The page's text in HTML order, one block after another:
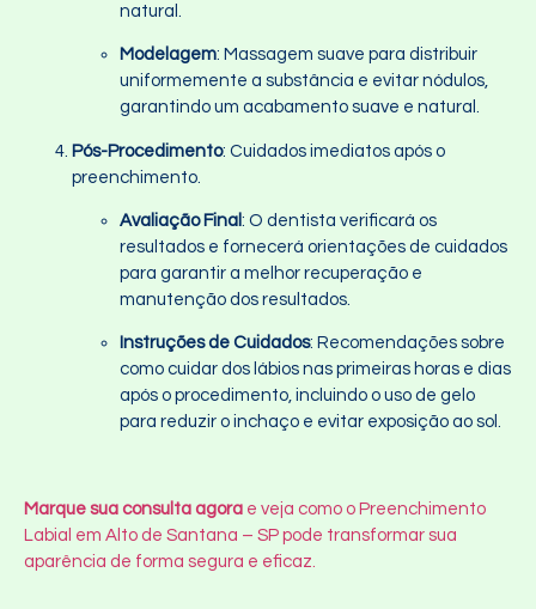
natural.
Modelagem: Massagem suave para distribuir
uniformemente a substância e evitar nódulos,
garantindo um acabamento suave e natural.
Pós-Procedimento: Cuidados imediatos após o
preenchimento.
Avaliação Final : O dentista verificará os
resultados e fornecerá orientações de cuidados
para garantir a melhor recuperação e
manutenção dos resultados.
Instruções de Cuidados: Recomendações sobre
como cuidar dos lábios nas primeiras horas e dias
após o procedimento, incluindo o uso de gelo
para reduzir o inchaço e evitar exposição ao sol.
Marque sua consulta agora e veja como o Preenchimento
Labial em Alto de Santana – SP pode transformar sua
aparência de forma segura e eficaz.